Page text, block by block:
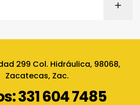
299 Col. Hidráulica, 98068,
Zacatecas, Zac.
331 604 7485